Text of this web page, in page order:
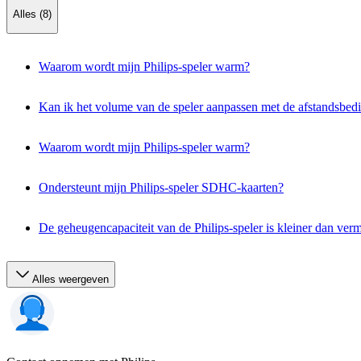
Alles (8)
Waarom wordt mijn Philips-speler warm?
Kan ik het volume van de speler aanpassen met de
Waarom wordt mijn Philips-speler warm?
Ondersteunt mijn Philips-speler SDHC-kaarten?
De geheugencapaciteit van de Philips-speler is kleiner dan
Alles weergeven